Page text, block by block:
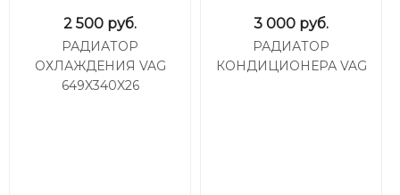
2 500 руб.
РАДИАТОР
ОХЛАЖДЕНИЯ VAG
649X340X26
3 000 руб.
РАДИАТОР
КОНДИЦИОНЕРА VAG